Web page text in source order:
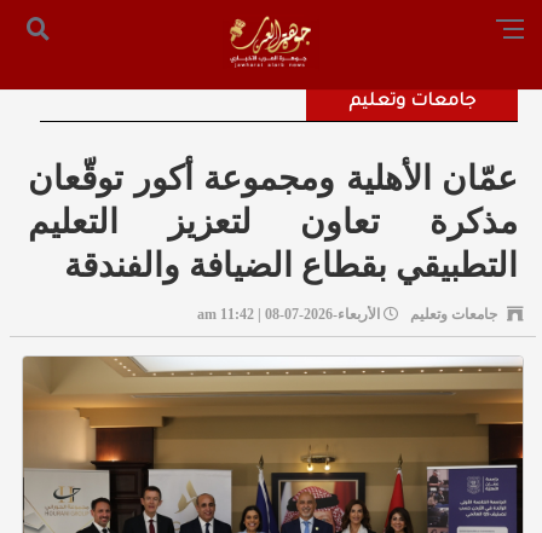
الرئيسية
التحرير: المستشار محمد صالح الملكاوي [ 00962795755033 ]
جامعات وتعليم
عمّان الأهلية ومجموعة أكور توقّعان
مذكرة تعاون لتعزيز التعليم
التطبيقي بقطاع الضيافة والفندقة
جامعات وتعليم الأربعاء-2026-07-08 | 11:42 am